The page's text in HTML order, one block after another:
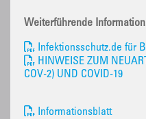
Weiterführende
Infektionsschutz.de für
HINWEISE ZUM
COV-2) UND COVID-19
Informationsblatt